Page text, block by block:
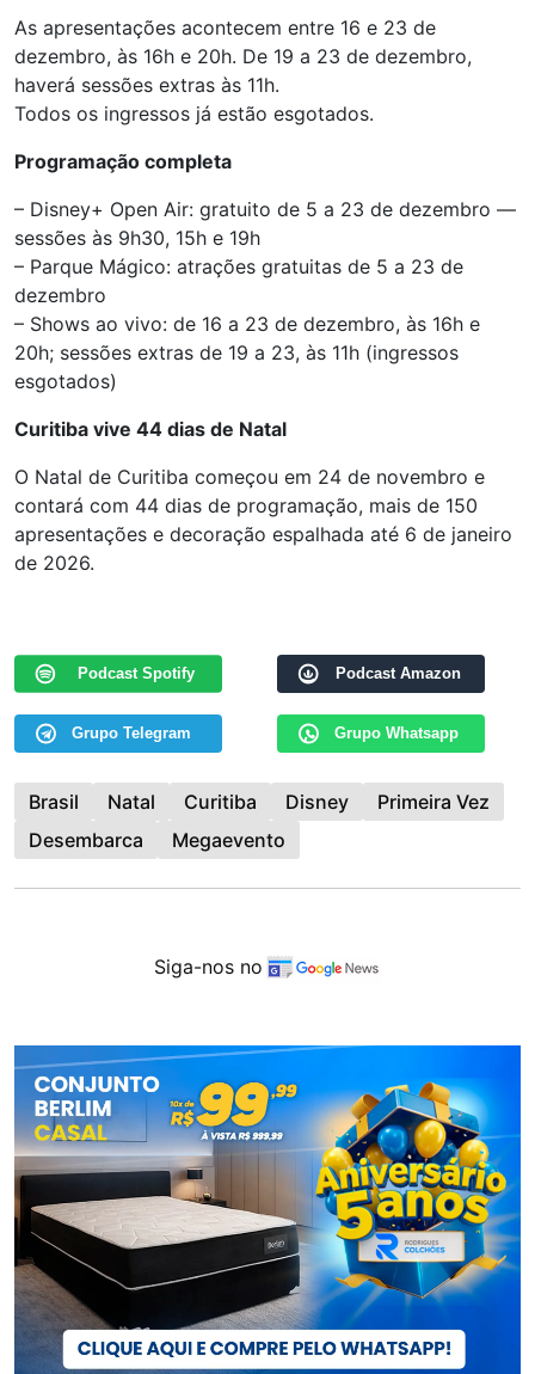
As apresentações acontecem entre 16 e 23 de
dezembro, às 16h e 20h. De 19 a 23 de dezembro,
haverá sessões extras às 11h.
Todos os ingressos já estão esgotados.
Programação completa
– Disney+ Open Air: gratuito de 5 a 23 de dezembro —
sessões às 9h30, 15h e 19h
– Parque Mágico: atrações gratuitas de 5 a 23 de
dezembro
– Shows ao vivo: de 16 a 23 de dezembro, às 16h e
20h; sessões extras de 19 a 23, às 11h (ingressos
esgotados)
Curitiba vive 44 dias de Natal
O Natal de Curitiba começou em 24 de novembro e
contará com 44 dias de programação, mais de 150
apresentações e decoração espalhada até 6 de janeiro
de 2026.
Podcast Spotify Podcast Amazon
Grupo Telegram Grupo Whatsapp
Brasil Natal Curitiba Disney
Primeira Vez
Desembarca
Megaevento
Siga-nos no